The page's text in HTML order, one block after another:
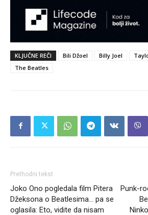
KLJUČNE REČI Bili Džoel Billy Joel
The Beatles
Prethodni tekst
Joko Ono pogledala film Pitera
Džeksona o Beatlesima… pa se
oglasila: Eto, vidite da nisam
Punk-